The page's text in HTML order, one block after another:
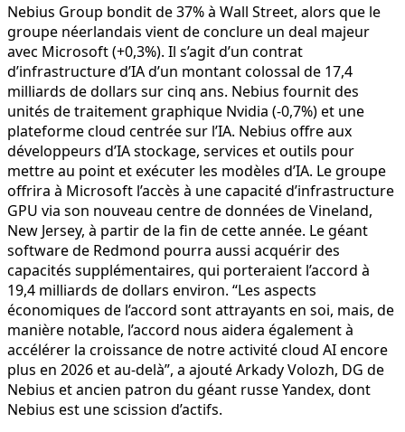
Nebius Group bondit de 37% à Wall Street, alors que le
groupe néerlandais vient de conclure un deal majeur
avec Microsoft (+0,3%). Il s’agit d’un contrat
d’infrastructure d’IA d’un montant colossal de 17,4
milliards de dollars sur cinq ans. Nebius fournit des
unités de traitement graphique Nvidia (-0,7%) et une
plateforme cloud centrée sur l’IA. Nebius offre aux
développeurs d’IA stockage, services et outils pour
mettre au point et exécuter les modèles d’IA. Le groupe
offrira à Microsoft l’accès à une capacité d’infrastructure
GPU via son nouveau centre de données de Vineland,
New Jersey, à partir de la fin de cette année. Le géant
software de Redmond pourra aussi acquérir des
capacités supplémentaires, qui porteraient l’accord à
19,4 milliards de dollars environ. “Les aspects
économiques de l’accord sont attrayants en soi, mais, de
manière notable, l’accord nous aidera également à
accélérer la croissance de notre activité cloud AI encore
plus en 2026 et au-delà”, a ajouté Arkady Volozh, DG de
Nebius et ancien patron du géant russe Yandex, dont
Nebius est une scission d’actifs.